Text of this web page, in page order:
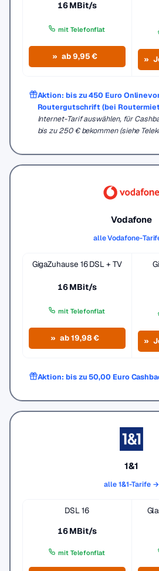
16 MBit/s
mit Telefonflat
ab 9,95 €
Aktion: bis zu 450 Euro
Routergutschrift (bei
Internet-Tarif auswählen, für
bis zu 250 € bekommen (siehe
Vodafone
alle Vodafone-
GigaZuhause 16 DSL + TV
16 MBit/s
mit Telefonflat
ab 19,98 €
Aktion: bis zu 50,00 Euro
1&1
alle 1&1-Tarife →
DSL 16
16 MBit/s
mit Telefonflat